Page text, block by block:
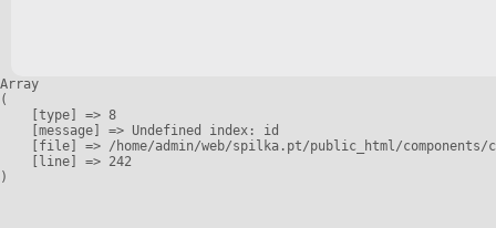
Array
(
    [type] => 8
    [message] => Undefined index: id
[file] => /home/admin/web/spilka.pt/public_html/
    [line] => 242